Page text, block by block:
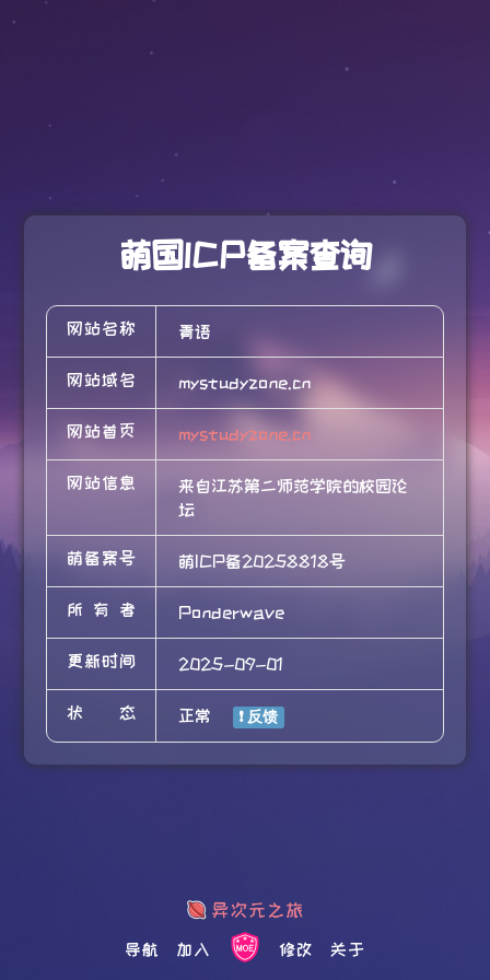
萌国ICP备案查询
网站名称 青语
网站域名 mystudyzone.cn
网站首页 mystudyzone.cn
网站信息
来自江苏第二师范学院的校园论
坛
萌备案号 萌ICP备20258818号
所有者 Ponderwave
更新时间 2025-09-01
状态 正常
导航 加入 修改 关于